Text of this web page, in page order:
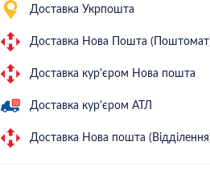
Доставка Укрпошта
Доставка Нова Пошта
Доставка кур'єром Нова пошта
Доставка кур'єром АТЛ
Доставка Нова пошта